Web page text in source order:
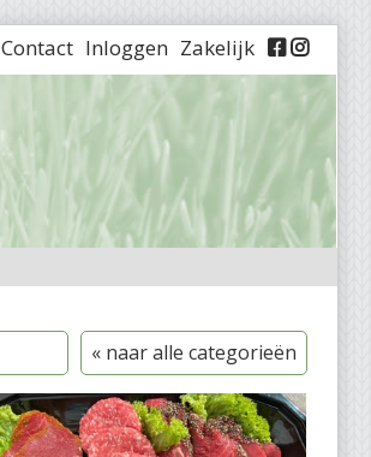


Zakelijk
Inloggen
Contact
« naar alle categorieën